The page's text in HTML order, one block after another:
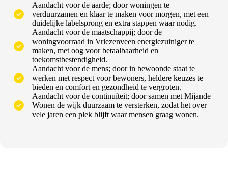
Aandacht voor de aarde; door woningen te
verduurzamen en klaar te maken voor morgen, met een
duidelijke labelsprong en extra stappen waar nodig.
Aandacht voor de maatschappij; door de
woningvoorraad in Vriezenveen energiezuiniger te
maken, met oog voor betaalbaarheid en
toekomstbestendigheid.
Aandacht voor de mens; door in bewoonde staat te
werken met respect voor bewoners, heldere keuzes te
bieden en comfort en gezondheid te vergroten.
Aandacht voor de continuïteit; door samen met Mijande
Wonen de wijk duurzaam te versterken, zodat het over
vele jaren een plek blijft waar mensen graag wonen.